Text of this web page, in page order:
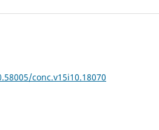
conc.v15i10.18070